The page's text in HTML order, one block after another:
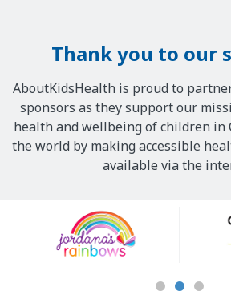
Thank you to our
AboutKidsHealth is proud to
sponsors as they support our
health and wellbeing of children in
the world by making accessible
available via the
Sponsors